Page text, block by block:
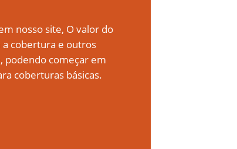
nosso site, O valor do
cobertura e outros
podendo começar em
coberturas básicas.